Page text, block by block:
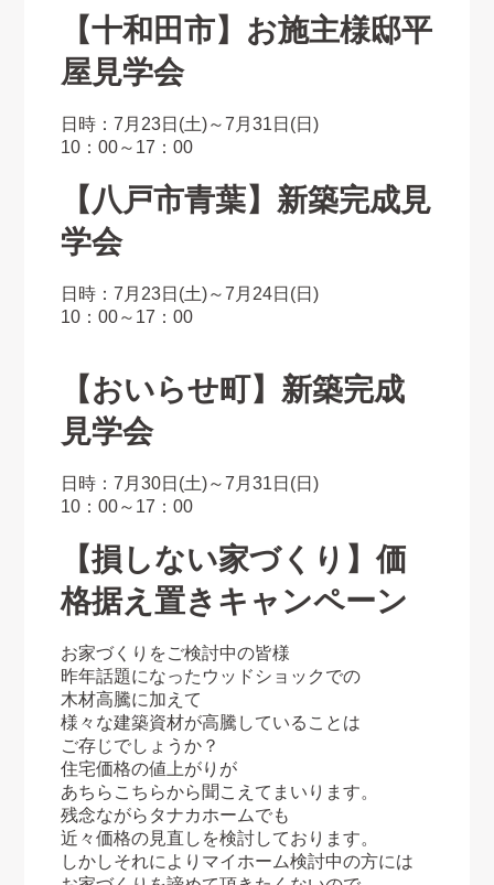
【十和田市】お施主様邸平
屋見学会
日時：7月23日(土)～7月31日(日)
10：00～17：00
【八戸市青葉】新築完成見
学会
日時：7月23日(土)～7月24日(日)
10：00～17：00
【おいらせ町】新築完成
見学会
日時：7月30日(土)～7月31日(日)
10：00～17：00
【損しない家づくり】価
格据え置きキャンペーン
お家づくりをご検討中の皆様
昨年話題になったウッドショックでの
木材高騰に加えて
様々な建築資材が高騰していることは
ご存じでしょうか？
住宅価格の値上がりが
あちらこちらから聞こえてまいります。
残念ながらタナカホームでも
近々価格の見直しを検討しております。
しかしそれによりマイホーム検討中の方には